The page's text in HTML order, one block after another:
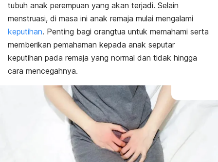
Penyebab
Pencegahan
tubuh anak perempuan yang akan terjadi. Selain
menstruasi, di masa ini anak remaja mulai mengalami
keputihan. Penting bagi orangtua untuk memahami serta
memberikan pemahaman kepada anak seputar
keputihan pada remaja yang normal dan tidak hingga
cara mencegahnya.